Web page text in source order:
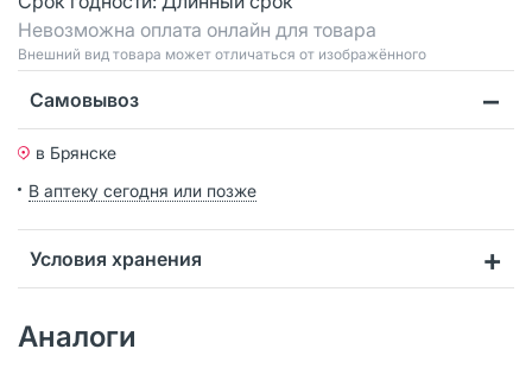
Невозможна оплата онлайн для товара
Bнешний вид товара может отличаться от изображённого
Самовывоз
в Брянске
В аптеку сегодня или позже
Условия хранения
Аналоги